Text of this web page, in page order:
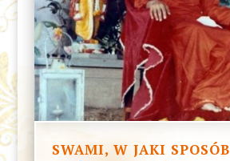
SWAMI, W JAKI SPOSÓB